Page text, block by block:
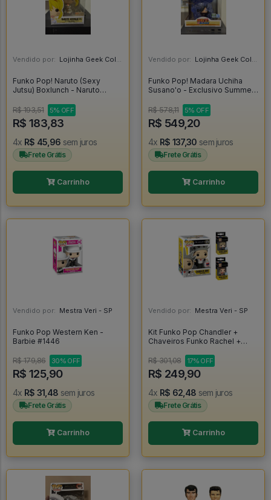
Vendido por: Lojinha Geek Colecionáveis - DF
Funko Pop! Naruto (Sexy
Jutsu) Boxlunch - Naruto
R$ 193,51
5% OFF
R$ 183,83
4x R$ 45,96 sem juros
Frete Grátis
Carrinho
Vendido por: Lojinha Geek Colecionáveis - DF
Funko Pop! Madara Uchiha
Susano'o - Exclusivo Summer
Shippuden #1878
R$ 578,11 5% OFF
R$ 549,20
4x R$ 137,30 sem juros
Frete Grátis
Carrinho
Vendido por: Mestra Veri - SP
Funko Pop Western Ken -
Barbie #1446
R$ 179,86 30% OFF
R$ 125,90
4x R$ 31,48 sem juros
Frete Grátis
Carrinho
Vendido por: Mestra Veri - SP
Kit Funko Pop Chandler +
Chaveiros Funko Rachel +
R$ 301,08
17% OFF
R$ 249,90
4x R$ 62,48 sem juros
Frete Grátis
Carrinho